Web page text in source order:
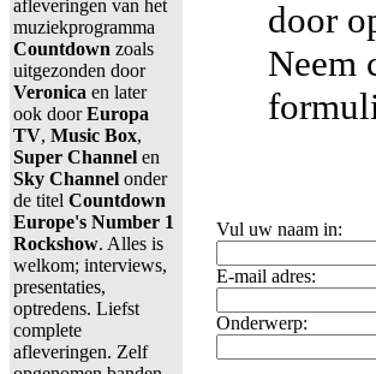
afleveringen van het
muziekprogramma
Countdown zoals
uitgezonden door
Veronica en later
ook doorEuropa
TV, Music Box,
Super Channel en
Sky Channel onder
de titel Countdown
Europe's Number 1
Rockshow. Alles is
welkom; interviews,
presentaties,
optredens. Liefst
complete
afleveringen. Zelf
door
Neem
Vul uw naam in:
E-mail adres:
Onderwerp: